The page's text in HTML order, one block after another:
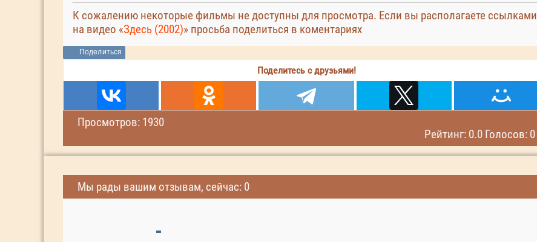
К сожалению некоторые фильмы не доступны для просмотра. Если вы располагаете ссылками
на видео «Здесь (2002)» просьба поделиться в коментариях
Поделиться
Поделитесь с друзьями!
Просмотров: 1930
Рейтинг: 0.0 Голосов: 0
Мы рады вашим отзывам, сейчас: 0